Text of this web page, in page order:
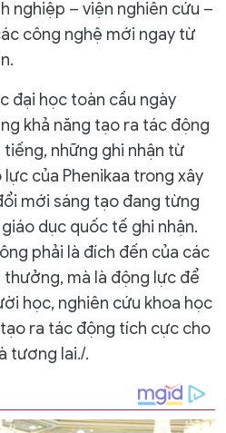
nghiệp – viện nghiên cứu –
công nghệ mới ngay từ
đại học toàn cầu ngày
khả năng tạo ra tác động
những ghi nhận từ
của Phenikaa trong xây
mới sáng tạo đang từng
dục quốc tế ghi nhận.
phải là đích đến của các
thưởng, mà là động lực để
học, nghiên cứu khoa học
ra tác động tích cực cho
tương lai./.